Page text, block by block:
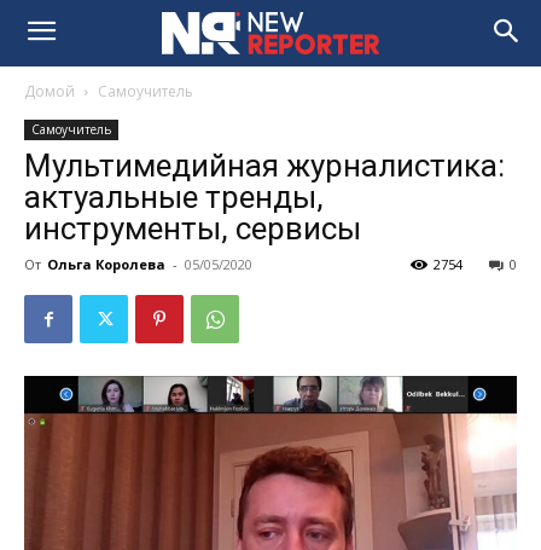
Домой Самоучитель
Самоучитель
Мультимедийная журналистика:
актуальные тренды,
инструменты, сервисы
От Ольга Королева - 05/05/2020 0
2754